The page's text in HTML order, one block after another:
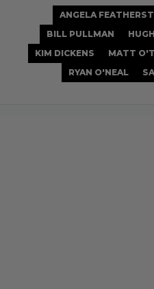
ANGELA
BILL PULLMAN
KIM DICKENS
MATT
RYAN O'NEAL